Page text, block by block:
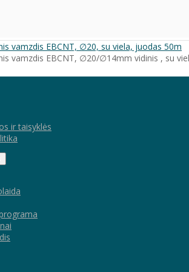
vamzdis EBCNT, ∅20, su viela, juodas 50m
vamzdis EBCNT, ∅20/∅14mm vidinis , su
ir taisyklės